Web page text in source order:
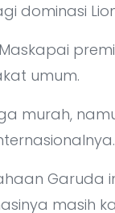
dominasi
umum.
murah,
Garuda
masih